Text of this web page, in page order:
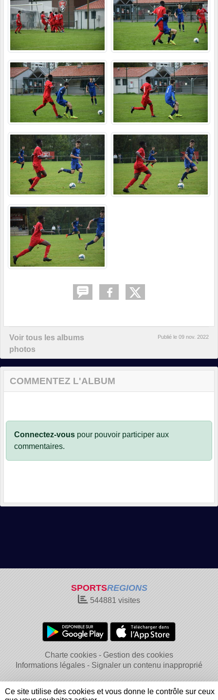
Voir tous les albums
photos
Publié le 09 nov. 2022
COMMENTEZ L'ALBUM
Connectez-vous pour pouvoir participer aux
commentaires.
SPORTSREGIONS
544881 visites
Charte cookies
Gestion des cookies
Informations légales
Signaler un contenu inapproprié
Ce site utilise des cookies et vous donne le contrôle sur ceux